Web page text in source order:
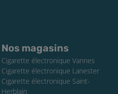
Nos magasins
Cigarette électronique Vannes
Cigarette électronique Lanester
Cigarette électronique Saint-
Herblain